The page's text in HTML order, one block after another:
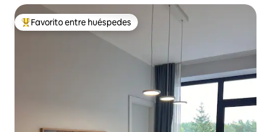
Favorito entre huéspedes preferido
Favorito entre huéspedes